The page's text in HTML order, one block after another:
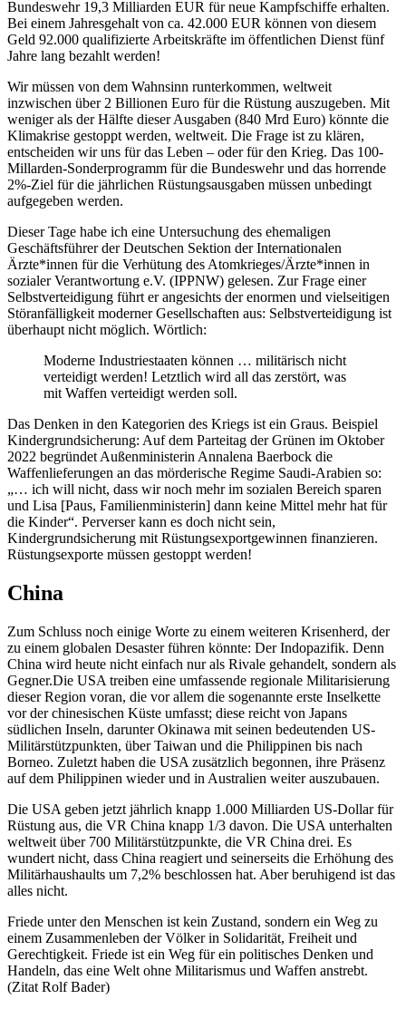
Bundeswehr 19,3 Milliarden EUR für neue Kampfschiffe erhalten.
Bei einem Jahresgehalt von ca. 42.000 EUR können von diesem
Geld 92.000 qualifizierte Arbeitskräfte im öffentlichen Dienst fünf
Jahre lang bezahlt werden!
Wir müssen von dem Wahnsinn runterkommen, weltweit
inzwischen über 2 Billionen Euro für die Rüstung auszugeben. Mit
weniger als der Hälfte dieser Ausgaben (840 Mrd Euro) könnte die
Klimakrise gestoppt werden, weltweit. Die Frage ist zu klären,
entscheiden wir uns für das Leben – oder für den Krieg. Das 100-
Millarden-Sonderprogramm für die Bundeswehr und das horrende
2%-Ziel für die jährlichen Rüstungsausgaben müssen unbedingt
aufgegeben werden.
Dieser Tage habe ich eine Untersuchung des ehemaligen
Geschäftsführer der Deutschen Sektion der Internationalen
Ärzte*innen für die Verhütung des Atomkrieges/Ärzte*innen in
sozialer Verantwortung e.V. (IPPNW) gelesen. Zur Frage einer
Selbstverteidigung führt er angesichts der enormen und vielseitigen
Störanfälligkeit moderner Gesellschaften aus: Selbstverteidigung ist
überhaupt nicht möglich. Wörtlich:
Moderne Industriestaaten können … militärisch nicht
verteidigt werden! Letztlich wird all das zerstört, was
mit Waffen verteidigt werden soll.
Das Denken in den Kategorien des Kriegs ist ein Graus. Beispiel
Kindergrundsicherung: Auf dem Parteitag der Grünen im Oktober
2022 begründet Außenministerin Annalena Baerbock die
Waffenlieferungen an das mörderische Regime Saudi-Arabien so:
„… ich will nicht, dass wir noch mehr im sozialen Bereich sparen
und Lisa [Paus, Familienministerin] dann keine Mittel mehr hat für
die Kinder“. Perverser kann es doch nicht sein,
Kindergrundsicherung mit Rüstungsexportgewinnen finanzieren.
Rüstungsexporte müssen gestoppt werden!
China
Zum Schluss noch einige Worte zu einem weiteren Krisenherd, der
zu einem globalen Desaster führen könnte: Der Indopazifik. Denn
China wird heute nicht einfach nur als Rivale gehandelt, sondern als
Gegner.Die USA treiben eine umfassende regionale Militarisierung
dieser Region voran, die vor allem die sogenannte erste Inselkette
vor der chinesischen Küste umfasst; diese reicht von Japans
südlichen Inseln, darunter Okinawa mit seinen bedeutenden US-
Militärstützpunkten, über Taiwan und die Philippinen bis nach
Borneo. Zuletzt haben die USA zusätzlich begonnen, ihre Präsenz
auf dem Philippinen wieder und in Australien weiter auszubauen.
Die USA geben jetzt jährlich knapp 1.000 Milliarden US-Dollar für
Rüstung aus, die VR China knapp 1/3 davon. Die USA unterhalten
weltweit über 700 Militärstützpunkte, die VR China drei. Es
wundert nicht, dass China reagiert und seinerseits die Erhöhung des
Militärhaushaults um 7,2% beschlossen hat. Aber beruhigend ist das
alles nicht.
Friede unter den Menschen ist kein Zustand, sondern ein Weg zu
einem Zusammenleben der Völker in Solidarität, Freiheit und
Gerechtigkeit. Friede ist ein Weg für ein politisches Denken und
Handeln, das eine Welt ohne Militarismus und Waffen anstrebt.
(Zitat Rolf Bader)